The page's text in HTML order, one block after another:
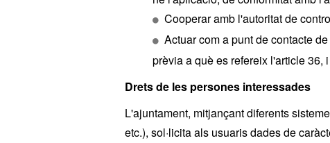
Cooperar amb l'autoritat de
Actuar com a punt de contacte
prèvia a què es refereix l'article 36,
Drets de les persones interessades
L'ajuntament, mitjançant diferents
etc.), sol·licita als usuaris dades de